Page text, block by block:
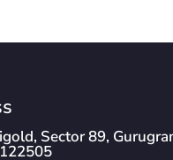
Sector 89,